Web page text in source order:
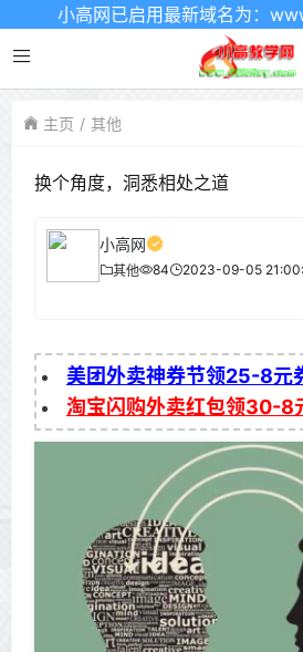
小高网已启用最新域名为：
主页 其他
换个角度，洞悉相处之道
小高网
其他 84 2023-09-05
美团外卖神券节领25-8元
淘宝闪购外卖红包领30-8